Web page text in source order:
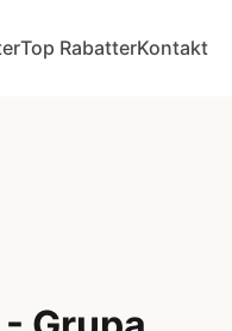
Top RabatterKontakt